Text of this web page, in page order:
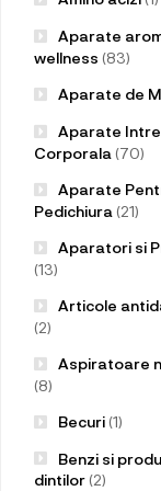
Aparate
wellness (83)
Aparate de
Aparate
Corporala (70)
Aparate
Pedichiura (21)
Aparatori si
(13)
Articole
(2)
Aspiratoare
(8)
Becuri(1)
Benzi si
dintilor(2)